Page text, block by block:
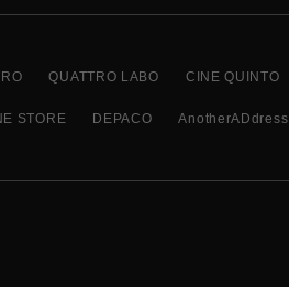
QUATTRO LABO CINE QUINTO
STORE DEPACO AnotherADdress